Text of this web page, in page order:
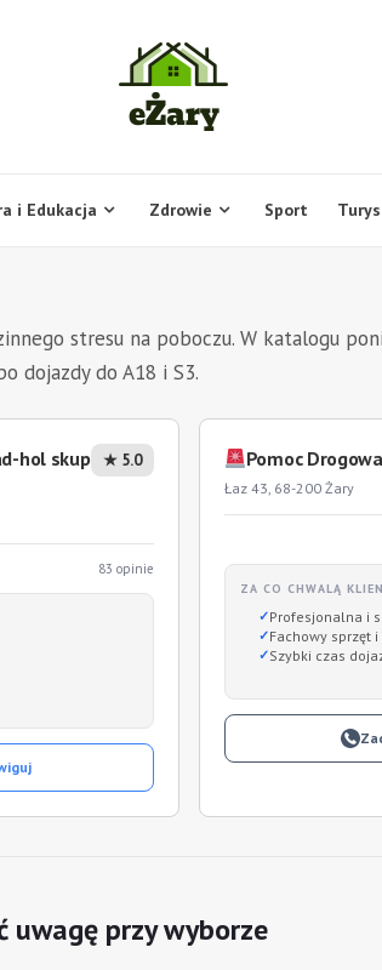
i Edukacja Zdrowie Sport
stresu na poboczu. W katalogu
dojazdy do A18 i S3.
hol skup
★ 5.0
83 opinie
Pomoc
Łaz 43, 68-200 Żary
ZA CO CHWALĄ
Profesjonalna i
Fachowy sprzęt i
Szybki czas
uwagę przy wyborze